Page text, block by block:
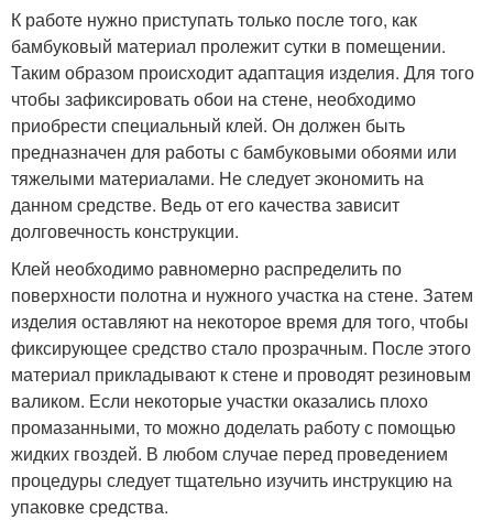
К работе нужно приступать только после того, как
бамбуковый материал пролежит сутки в помещении.
Таким образом происходит адаптация изделия. Для того
чтобы зафиксировать обои на стене, необходимо
приобрести специальный клей. Он должен быть
предназначен для работы с бамбуковыми обоями или
тяжелыми материалами. Не следует экономить на
данном средстве. Ведь от его качества зависит
долговечность конструкции.
Клей необходимо равномерно распределить по
поверхности полотна и нужного участка на стене. Затем
изделия оставляют на некоторое время для того, чтобы
фиксирующее средство стало прозрачным. После этого
материал прикладывают к стене и проводят резиновым
валиком. Если некоторые участки оказались плохо
промазанными, то можно доделать работу с помощью
жидких гвоздей. В любом случае перед проведением
процедуры следует тщательно изучить инструкцию на
упаковке средства.